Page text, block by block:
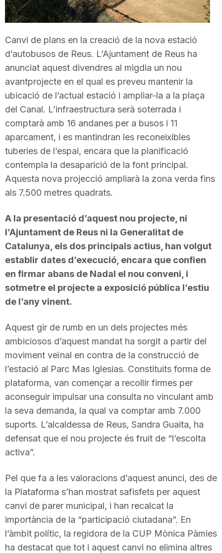
a
r
r
a
o
n
Canvi de plans en la creació de la nova estació
d’autobusos de Reus. L’Ajuntament de Reus ha
anunciat aquest divendres al migdia un nou
avantprojecte en el qual es preveu mantenir la
ubicació de l’actual estació i ampliar-la a la plaça
del Canal. L’infraestructura serà soterrada i
comptarà amb 16 andanes per a busos i 11
aparcament, i es mantindran les reconeixibles
tuberies de l’espai, encara que la planificació
contempla la desaparició de la font principal.
Aquesta nova projecció ampliarà la zona verda fins
als 7.500 metres quadrats.
A la presentació d’aquest nou projecte, ni
l’Ajuntament de Reus ni la Generalitat de
Catalunya, els dos principals actius, han volgut
establir dates d’execució, encara que confien
en firmar abans de Nadal el nou conveni, i
sotmetre el projecte a exposició pública l’estiu
de l’any vinent.
Aquest gir de rumb en un dels projectes més
ambiciosos d’aquest mandat ha sorgit a partir del
moviment veïnal en contra de la construcció de
l’estació al Parc Mas Iglesias. Constituits forma de
plataforma, van començar a recollir firmes per
aconseguir impulsar una consulta no vinculant amb
la seva demanda, la qual va comptar amb 7.000
suports. L’alcaldessa de Reus, Sandra Guaita, ha
defensat que el nou projecte és fruit de “l’escolta
activa”.
Pel que fa a les valoracions d’aquest anunci, des de
la Plataforma s’han mostrat safisfets per aquest
canvi de parer municipal, i han recalcat la
importància de la “participació ciutadana”. En
l’àmbit polític, la regidora de la CUP Mònica Pàmies
ha destacat que tot i aquest canvi no elimina altres